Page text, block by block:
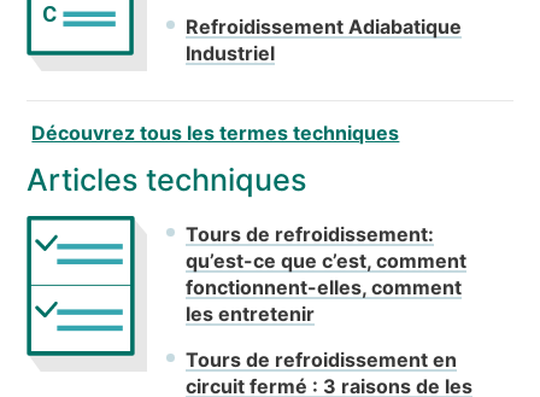
C
Refroidissement Adiabatique
Industriel
Découvrez tous les termes techniques
Articles techniques
Tours de refroidissement:
qu’est-ce que c’est, comment
fonctionnent-elles, comment
les entretenir
Tours de refroidissement en
circuit fermé : 3 raisons de les